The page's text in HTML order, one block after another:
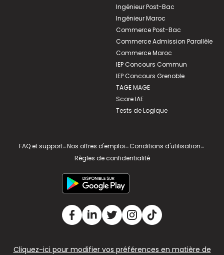
Ingénieur Post-Bac
Ingénieur Maroc
Commerce Post-Bac
Commerce Admission Parallèle
Commerce Maroc
IEP Concours Commun
IEP Concours Grenoble
TAGE MAGE
Score IAE
Tests de Logique
FAQ et support-Nos offres d'emploi-Conditions d'utilisation-
Règles de confidentialité
Cliquez-ici pour modifier vos préférences en matière de